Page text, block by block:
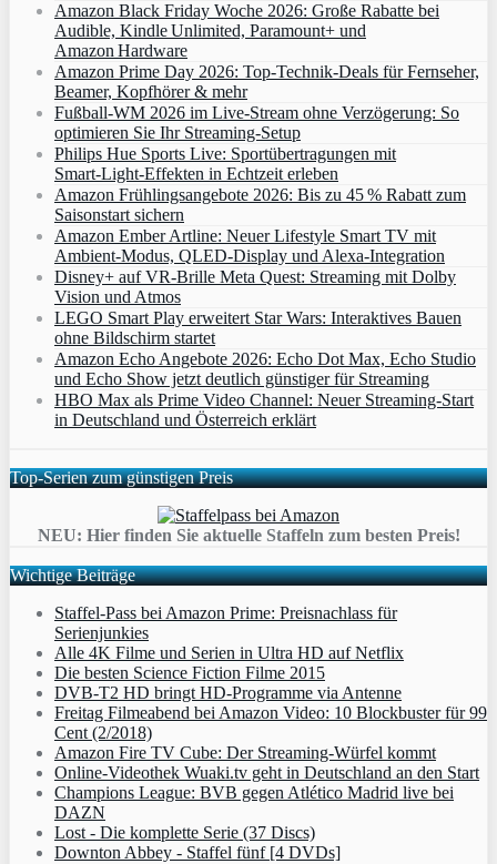
Amazon Black Friday Woche 2026: Große Rabatte bei
Audible, Kindle Unlimited, Paramount+ und
Amazon Hardware
Amazon Prime Day 2026: Top-Technik-Deals für Fernseher,
Beamer, Kopfhörer & mehr
Fußball-WM 2026 im Live-Stream ohne Verzögerung: So
optimieren Sie Ihr Streaming-Setup
Philips Hue Sports Live: Sportübertragungen mit
Smart‑Light‑Effekten in Echtzeit erleben
Amazon Frühlingsangebote 2026: Bis zu 45 % Rabatt zum
Saisonstart sichern
Amazon Ember Artline: Neuer Lifestyle Smart TV mit
Ambient‑Modus, QLED‑Display und Alexa‑Integration
Disney+ auf VR-Brille Meta Quest: Streaming mit Dolby
Vision und Atmos
LEGO Smart Play erweitert Star Wars: Interaktives Bauen
ohne Bildschirm startet
Amazon Echo Angebote 2026: Echo Dot Max, Echo Studio
und Echo Show jetzt deutlich günstiger für Streaming
HBO Max als Prime Video Channel: Neuer Streaming‑Start
in Deutschland und Österreich erklärt
Top-Serien zum günstigen Preis
NEU: Hier finden Sie aktuelle Staffeln zum besten Preis!
Wichtige Beiträge
Staffel-Pass bei Amazon Prime: Preisnachlass für
Serienjunkies
Alle 4K Filme und Serien in Ultra HD auf Netflix
Die besten Science Fiction Filme 2015
DVB-T2 HD bringt HD-Programme via Antenne
Freitag Filmeabend bei Amazon Video: 10 Blockbuster für 99
Cent (2/2018)
Amazon Fire TV Cube: Der Streaming-Würfel kommt
Online-Videothek Wuaki.tv geht in Deutschland an den Start
Champions League: BVB gegen Atlético Madrid live bei
DAZN
Lost - Die komplette Serie (37 Discs)
Downton Abbey - Staffel fünf [4 DVDs]